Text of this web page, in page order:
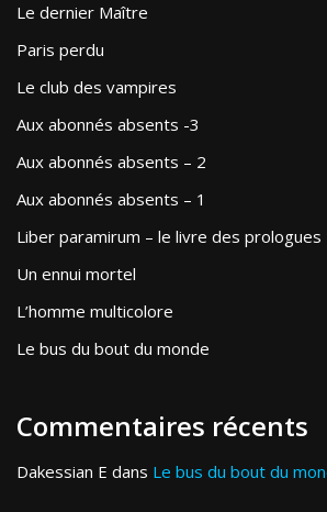
Le dernier Maître
Paris perdu
Le club des vampires
Aux abonnés absents -3
Aux abonnés absents – 2
Aux abonnés absents – 1
Liber paramirum – le livre des prologues
Un ennui mortel
L’homme multicolore
Le bus du bout du monde
Commentaires récents
Dakessian E dans Le bus du bout du